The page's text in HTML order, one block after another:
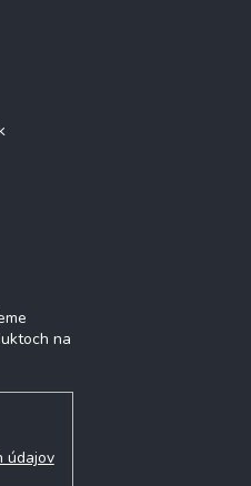
na
údajov